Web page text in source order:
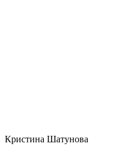
Кристина Шатунова